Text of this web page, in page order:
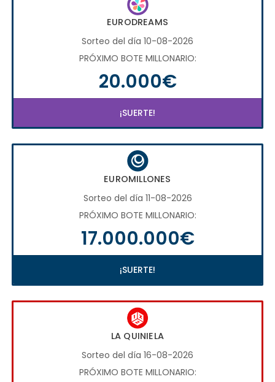
EURODREAMS
Sorteo del día 10-08-2026
PRÓXIMO BOTE MILLONARIO:
20.000€
¡SUERTE!
EUROMILLONES
Sorteo del día 11-08-2026
PRÓXIMO BOTE MILLONARIO:
17.000.000€
¡SUERTE!
LA QUINIELA
Sorteo del día 16-08-2026
PRÓXIMO BOTE MILLONARIO: